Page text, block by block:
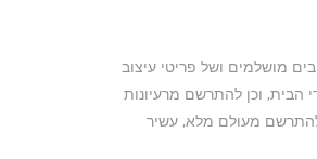
מושלמים ושל פריטי עיצוב
הבית, וכן להתרשם מרעיונות
מעולם מלא, עשיר